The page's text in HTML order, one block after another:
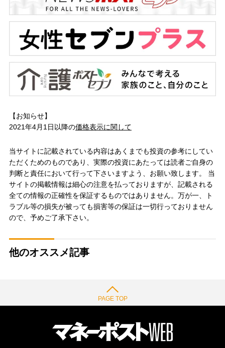
【お知らせ】
2021年4月1日以降の価格表示に関して
当サイトに記載されている内容はあくまでも投資の参考にしてい
ただくためのものであり、実際の投資にあたっては読者ご自身の
判断と責任において行って下さいますよう、お願い致します。 当
サイトの掲載情報は細心の注意を払っておりますが、記載される
全ての情報の正確性を保証するものではありません。万が一、ト
ラブル等の損失が被っても損害等の保証は一切行っておりません
ので、予めご了承下さい。
他のオススメ記事
PAGE TOP